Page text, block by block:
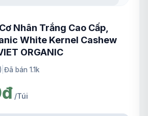
Nhân Trắng Cao Cấp,
White Kernel Cashew
ORGANIC
Đã bán 1.1k
/Túi